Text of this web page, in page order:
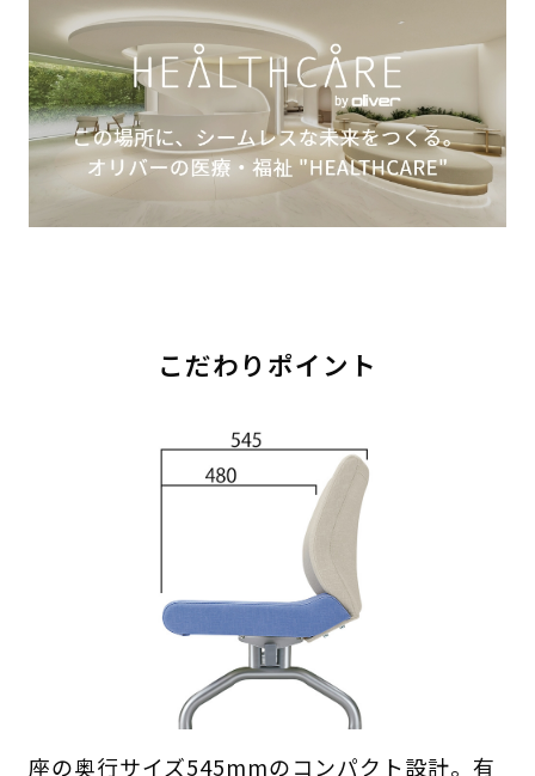
こだわりポイント
座の奥行サイズ545mmのコンパクト設計。有